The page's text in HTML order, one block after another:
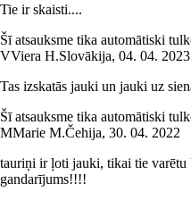
Tie ir skaisti....
Šī atsauksme tika automātiski
VViera H.Slovākija, 04. 04. 2023
Tas izskatās jauki un jauki uz
Šī atsauksme tika automātiski
MMarie M.Čehija, 30. 04. 2022
tauriņi ir ļoti jauki, tikai tie
gandarījums!!!!